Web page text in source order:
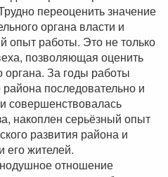
переоценить значение
органа власти и
опыт работы. Это не только
позволяющая оценить
органа. За годы работы
последовательно и
совершенствовалась
накоплен серьёзный опыт
развития района и
его жителей.
отношение